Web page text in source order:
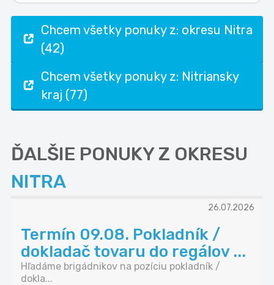
Chcem všetky ponuky z: okresu Nitra
(42)
Chcem všetky ponuky z: Nitriansky
kraj (77)
ĎALŠIE PONUKY Z OKRESU
NITRA
26.07.2026
Termín 09.08. Pokladník /
dokladač tovaru do regálov ...
Hľadáme brigádnikov na pozíciu pokladník /
dokla...